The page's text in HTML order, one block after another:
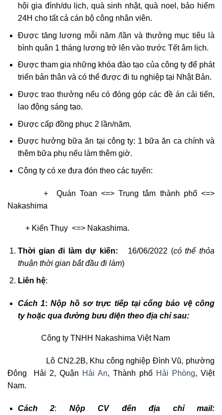
hội gia đình/du lịch, quà sinh nhật, quà noel, bảo hiểm
24H cho tất cả cán bộ công nhân viên.
Được tăng lương mỗi năm /lần và thưởng mục tiêu là
bình quân 1 tháng lương trở lên vào trước Tết âm lịch.
Được tham gia những khóa đào tạo của công ty để phát
triển bản thân và có thể được đi tu nghiệp tại Nhật Bản.
Được trao thưởng nếu có đóng góp các đề án cải tiến,
lao động sáng tạo.
Được cấp đồng phục 2 lần/năm.
Được hưởng bữa ăn tại công ty: 1 bữa ăn ca chính và
thêm bữa phụ nếu làm thêm giờ.
Công ty có xe đưa đón theo các tuyến:
+ Quán Toan <=> Trung tâm thành phố <=>
Nakashima
+ Kiến Thụy <=> Nakashima.
Thời gian đi làm dự kiến: 16/06/2022 (có thể thỏa
thuận thời gian bắt đầu đi làm)
Liên hệ:
Cách 1:Nộp hồ sơ trực tiếp tại cổng bảo vệ công
ty hoặc qua đường bưu điện theo địa chỉ sau:
Công ty TNHH Nakashima Việt Nam
Lô CN2.2B, Khu công nghiệp Đình Vũ, phường
Đông Hải 2, Quận Hải An, Thành phố Hải Phòng, Việt
Nam.
Cách 2: Nộp CV đến địa chỉ mail: